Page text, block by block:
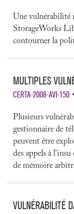
Une vulnérabilité
StorageWorks
contourner la
MULTIPLES
CERTA-2008-AVI-150
Plusieurs
gestionnaire de
peuvent être
des appels à
de mémoire
VULNÉRABILITÉ